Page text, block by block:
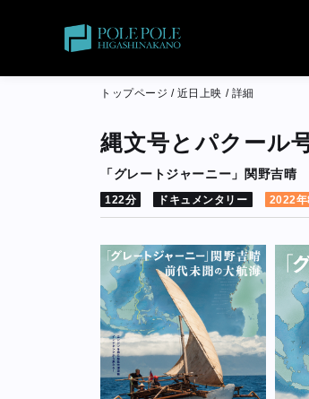
トップページ / 近日上映 / 詳細
縄文号とパクール
「グレートジャーニー」関野吉
122分 ドキュメンタリー 2022